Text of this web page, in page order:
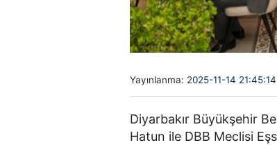
Yayınlanma: 2025-11-14 21:45:14
Diyarbakır Büyükşehir
Hatun ile DBB Meclisi